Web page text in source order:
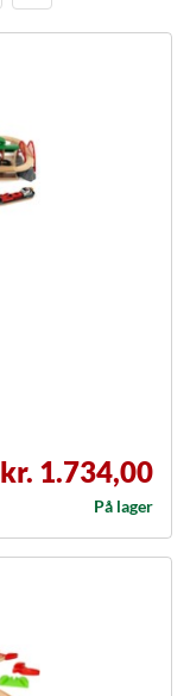
kr. 1.734,00
På lager